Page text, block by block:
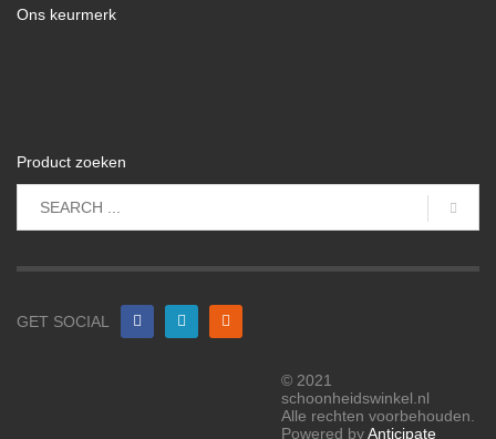
Ons keurmerk
Product zoeken
GET SOCIAL
© 2021
schoonheidswinkel.nl
Alle rechten voorbehouden.
Powered byAnticipate